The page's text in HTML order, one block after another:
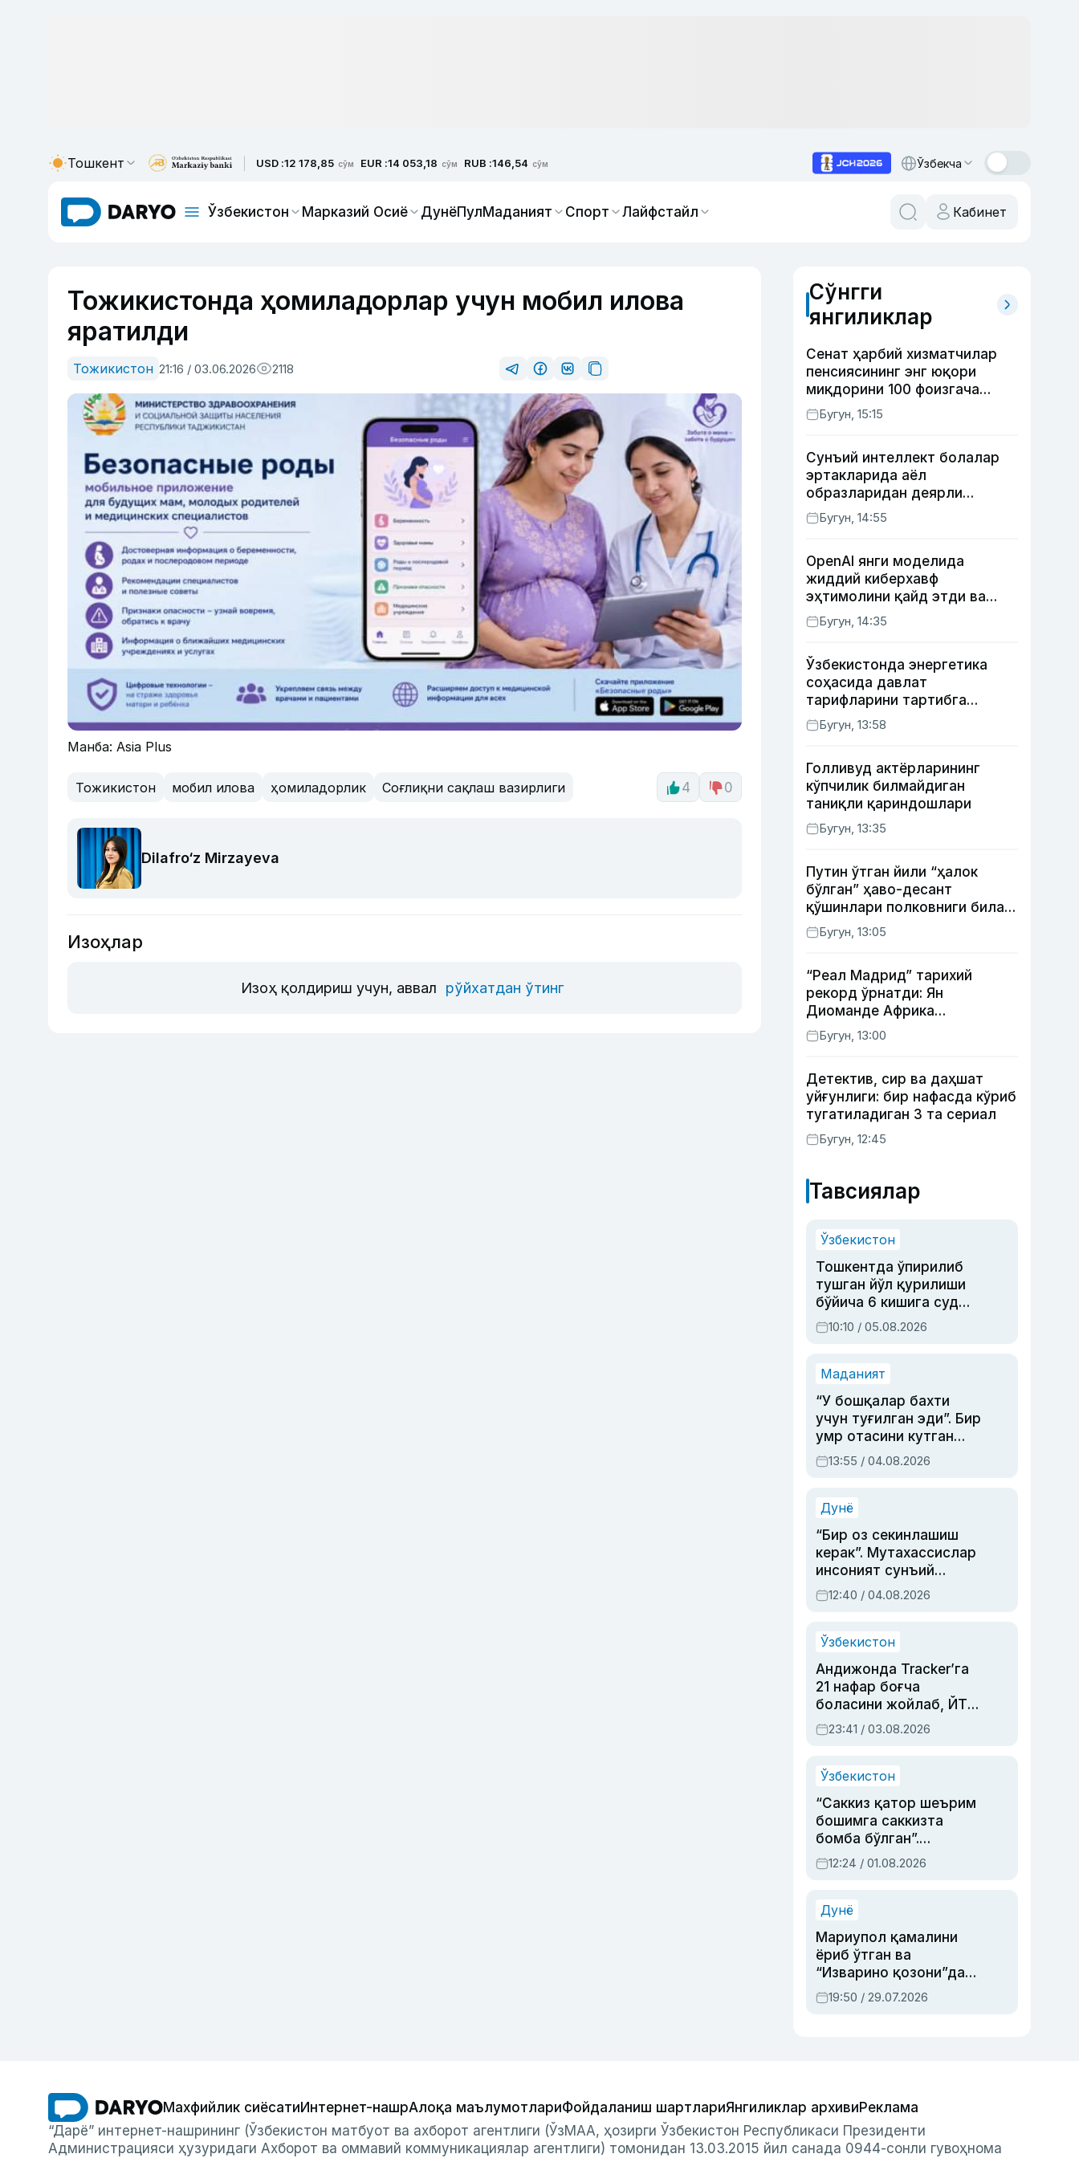
Тошкент USD :12 178,85 сўм EUR :14 053,18 сўм RUB :146,54 сўм Ўзбекча
Ўзбекистон Марказий Осиё ДунёПулМаданият Спорт Лайфстайл Кабинет
Тожикистонда ҳомиладорлар учун мобил илова
яратилди
Тожикистон 21:16 / 03.06.2026 2118
Манба: Asia Plus
Тожикистон мобил илова ҳомиладорлик Соғлиқни сақлаш вазирлиги 4 0
Dilafro‘z Mirzayeva
Изоҳлар
Изоҳ қолдириш учун, аввал рўйхатдан ўтинг
Сўнгги
янгиликлар
Сенат ҳарбий хизматчилар
пенсиясининг энг юқори
миқдорини 100 фоизгача
оширишни назарда тутувчи
қонунни маъқуллади
Бугун, 15:15
Сунъий интеллект болалар
эртакларида аёл
образларидан деярли
фойдаланмаяпти
Бугун, 14:55
OpenAI янги моделида
жиддий киберхавф
эҳтимолини қайд этди ва
хавфсизлик чораларини
кучайтирди
Бугун, 14:35
Ўзбекистонда энергетика
соҳасида давлат
тарифларини тартибга
солишнинг янги тизими
жорий этилди
Бугун, 13:58
Голливуд актёрларининг
кўпчилик билмайдиган
таниқли қариндошлари
Бугун, 13:35
Путин ўтган йили “ҳалок
бўлган” ҳаво-десант
қўшинлари полковниги билан
телефон орқали
суҳбатлашди
Бугун, 13:05
“Реал Мадрид” тарихий
рекорд ўрнатди: Ян
Диоманде Африка
футболидаги энг қиммат
трансферга айланди
Бугун, 13:00
Детектив, сир ва даҳшат
уйғунлиги: бир нафасда кўриб
тугатиладиган 3 та сериал
Бугун, 12:45
Тавсиялар
Ўзбекистон
Тошкентда ўпирилиб
тушган йўл қурилиши
бўйича 6 кишига суд
ҳукми ўқилди
10:10 / 05.08.2026
Маданият
“У бошқалар бахти
учун туғилган эди”. Бир
умр отасини кутган
актриса ва дубльяж
устаси Римма
синовларга тўла ҳаёти
13:55 / 04.08.2026
Дунё
“Бир оз секинлашиш
керак”. Мутахассислар
инсоният сунъий
интеллектни бошқара
олмай қолишидан
12:40 / 04.08.2026
Ўзбекистон
Андижонда Tracker’га
21 нафар боғча
боласини жойлаб, ЙТҲ
содир этган аёлга суд
ҳукми ўқилди
23:41 / 03.08.2026
Ўзбекистон
“Саккиз қатор шеърим
бошимга саккизта
бомба бўлган”.
Абдулла Ориповни
сиёсий айбловлардан
12:24 / 01.08.2026
Дунё
Мариупол қамалини
ёриб ўтган ва
“Изварино қозони”дан
чиққан қаҳрамон —
Украина армияси бош
19:50 / 29.07.2026
Махфийлик сиёсатиИнтернет-нашрАлоқа маълумотлариФойдаланиш шартлариЯнгиликлар архивиРеклама
“Дарё” интернет-нашрининг (Ўзбекистон матбуот ва ахборот агентлиги (ЎзМАА, ҳозирги Ўзбекистон Республикаси Президенти
Администрацияси ҳузуридаги Ахборот ва оммавий коммуникациялар агентлиги) томонидан 13.03.2015 йил санада 0944-сонли гувоҳнома